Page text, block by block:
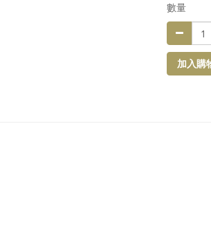
數量
加入購